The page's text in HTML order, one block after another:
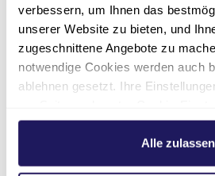
verbessern, um Ihnen das
unserer Website zu bieten, und
zugeschnittene Angebote zu
notwendige Cookies werden auch
ablehnen gesetzt. Ihre
Weitere Informationen hierzu
.
Alle zulassen
MVZ Evangelisches
Waldkrankenhaus |
(Stadtrandstraße 555)
Ärztliche Leiterin
Jugendmedizin
030 4220683-0200